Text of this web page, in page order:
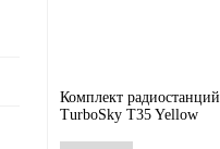
Комплект радиостанций
TurboSky T35 Yellow